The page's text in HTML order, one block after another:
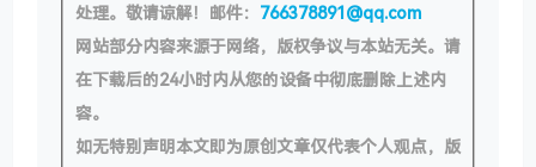
处理。敬请谅解！邮件： 766378891@qq.com
网站部分内容来源于网络，版权争议与本站无关。请
在下载后的24小时内从您的设备中彻底删除上述内
容。
如无特别声明本文即为原创文章仅代表个人观点，版